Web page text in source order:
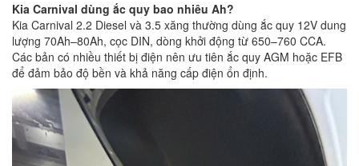
Kia Carnival dùng ắc quy bao nhiêu Ah?
Kia Carnival 2.2 Diesel và 3.5 xăng thường dùng ắc quy 12V dung
lượng 70Ah–80Ah, cọc DIN, dòng khởi động từ 650–760 CCA.
Các bản có nhiều thiết bị điện nên ưu tiên ắc quy AGM hoặc EFB
để đảm bảo độ bền và khả năng cấp điện ổn định.